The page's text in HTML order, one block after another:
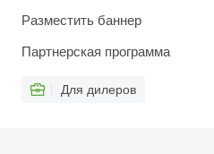
Разместить баннер
Партнерская программа
Для дилеров